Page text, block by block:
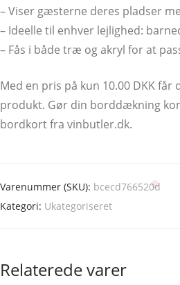
– Viser gæsterne deres pladser
– Ideelle til enhver lejlighed:
– Fås i både træ og akryl for at
Med en pris på kun 10.00 DKK får
produkt. Gør din borddækning
bordkort fra vinbutler.dk.
Varenummer (SKU): bcecd766520d
Kategori: Ukategoriseret
Relaterede varer